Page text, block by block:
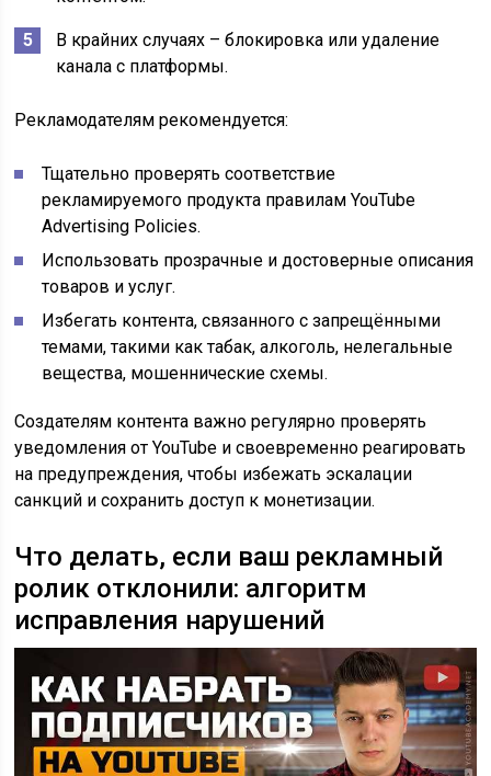
В крайних случаях – блокировка или удаление
канала с платформы.
Рекламодателям рекомендуется:
Тщательно проверять соответствие
рекламируемого продукта правилам YouTube
Advertising Policies.
Использовать прозрачные и достоверные описания
товаров и услуг.
Избегать контента, связанного с запрещёнными
темами, такими как табак, алкоголь, нелегальные
вещества, мошеннические схемы.
Создателям контента важно регулярно проверять
уведомления от YouTube и своевременно реагировать
на предупреждения, чтобы избежать эскалации
санкций и сохранить доступ к монетизации.
Что делать, если ваш рекламный
ролик отклонили: алгоритм
исправления нарушений